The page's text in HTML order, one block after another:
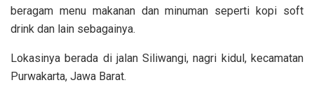
beragam menu makanan dan minuman seperti kopi soft
drink dan lain sebagainya.
Lokasinya berada di jalan Siliwangi, nagri kidul, kecamatan
Purwakarta, Jawa Barat.